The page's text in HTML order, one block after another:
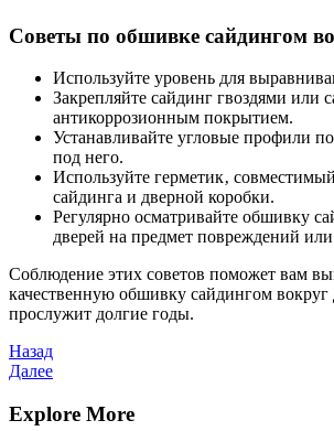
Советы по обшивке сайдингом
Используйте уровень для
Закрепляйте сайдинг гвоздями или
антикоррозионным покрытием.
Устанавливайте угловые профили
под него.
Используйте герметик‚
сайдинга и дверной коробки.
Регулярно осматривайте обшивку
дверей на предмет повреждений или
Соблюдение этих советов поможет вам
качественную обшивку сайдингом вокруг
прослужит долгие годы.
Навигация
по
записям
Предыдущая
запись
Назад
Следующая
Далее
Explore More